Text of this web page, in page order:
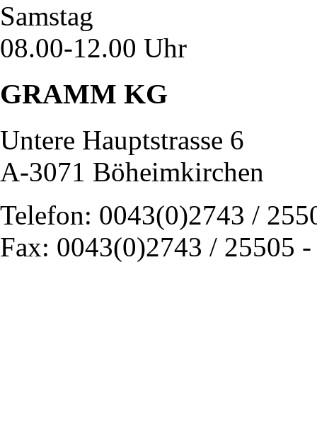
Samstag
08.00-12.00 Uhr
GRAMM KG
Untere Hauptstrasse 6
A-3071 Böheimkirchen
Telefon: 0043(0)2743 /
Fax: 0043(0)2743 / 25505